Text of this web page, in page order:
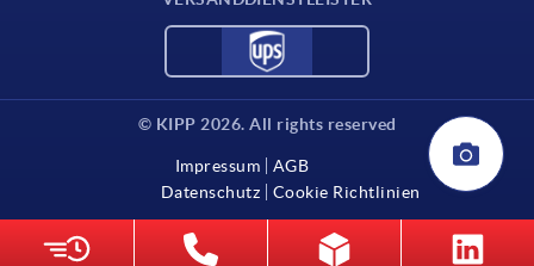
© KIPP 2026. All rights reserved
Impressum
AGB
Datenschutz
Cookie Richtlinien